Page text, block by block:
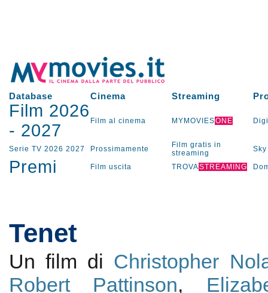
Database Cinema Streaming
Film 2026
- 2027 Film al cinema MYMOVIESONE
Serie TV 2026 2027 Prossimamente
Film gratis in
streaming
Sky
Premi Film uscita TROVASTREAMING
Tenet
Un film di Christopher
Robert Pattinson,